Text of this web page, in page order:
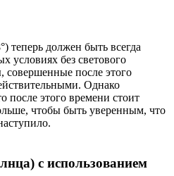
теперь должен быть всегда
условиях без светового
совершенные после этого
Однако
после этого времени стоит
чтобы быть уверенным, что
с использованием